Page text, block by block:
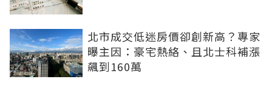
北市成交低迷房價卻創新高？專家
曝主因：豪宅熱絡、且北士科補漲
飆到160萬